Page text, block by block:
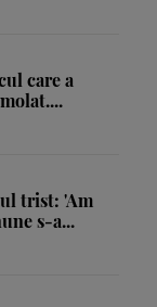
care a
trist: 'Am
s-a...